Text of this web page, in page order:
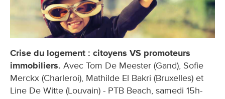
Crise du logement : citoyens VS promoteurs
immobiliers. Avec Tom De Meester (Gand), Sofie
Merckx (Charleroi), Mathilde El Bakri (Bruxelles) et
Line De Witte (Louvain) - PTB Beach, samedi 15h-